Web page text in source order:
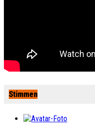
Stimmen